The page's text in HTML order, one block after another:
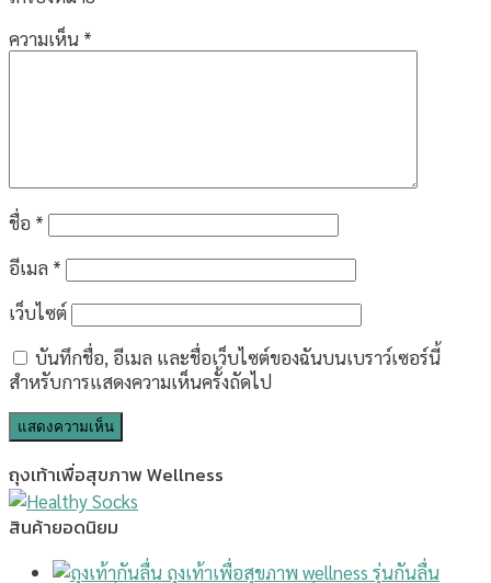
ความเห็น *
ชื่อ *
อีเมล *
เว็บไซต์
บันทึกชื่อ, อีเมล และชื่อเว็บไซต์ของฉันบนเบราว์เซอร์นี้
สำหรับการแสดงความเห็นครั้งถัดไป
ถุงเท้าเพื่อสุขภาพ Wellness
สินค้ายอดนิยม